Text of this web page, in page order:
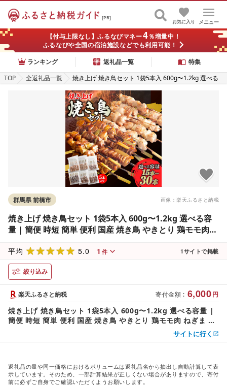
[PR]
メニュー
お気に入り
【付与上限なし】ふるなびマネー4％増量中！
ふるなびや全国の宿泊施設などでも利用可能！
ランキング
返礼品一覧
特集
TOP
全返礼品一覧
焼き上げ 焼き鳥セット 1袋5本入 600g〜1.2kg 選べる
容量 | 簡便 時短 簡単 便利 国産 焼き鳥 やきとり 鶏モ
モ肉 ねぎま かわ ぼんじり つくね 鶏肉 お取り寄せ グル
メ おつまみ 夕飯 昼ごはん フライパン おかず 家庭用 手
軽 惣菜 冷凍 来知 群馬県 前橋市
画像：楽天ふるさと納税
群馬県 前橋市
焼き上げ 焼き鳥セット 1袋5本入 600g〜1.2kg 選べる容
量 | 簡便 時短 簡単 便利 国産 焼き鳥 やきとり 鶏モモ肉
まみ 夕飯 昼ごはん フライパン おかず 家庭用 手軽 惣菜 冷
凍 来知 群馬県 前橋市
平均 5.0 1 件 1サイトで掲載
絞り込み
寄付金額 : 6,000円
楽天ふるさと納税
焼き上げ 焼き鳥セット 1袋5本入 600g〜1.2kg 選べる容量 |
簡便 時短 簡単 便利 国産 焼き鳥 やきとり 鶏モモ肉 ねぎま か
わ ぼんじり つくね 鶏肉 お取り寄せ グルメ おつまみ 夕飯 昼
ごはん フライパン おかず 家庭用 手軽 惣菜 冷凍 来知 群馬県
サイトに行く
返礼品の量や同一価格におけるボリュームは返礼品名から抽出し自動計算して表
示しています。そのため、一部計算結果が正しくない場合がありますので、寄付
前に必ずご自身でご確認いただくようお願いします。